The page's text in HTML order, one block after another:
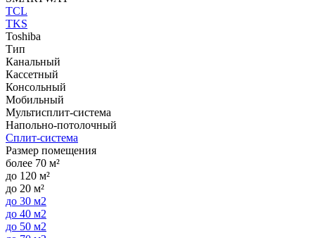
TCL
TKS
Toshiba
Тип
Канальный
Кассетный
Консольный
Мобильный
Мультисплит-система
Напольно-потолочный
Сплит-система
Размер помещения
более 70 м²
до 120 м²
до 20 м²
до 30 м2
до 40 м2
до 50 м2